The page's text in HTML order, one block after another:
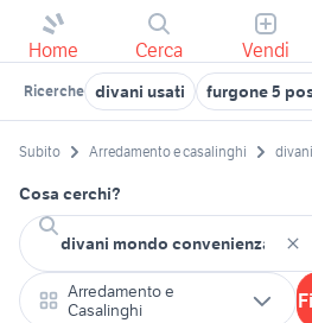
Home Cerca Vendi
Ricerche divani usati furgone 5
Subito Arredamento e casalinghi
Cosa cerchi?
Arredamento e
Casalinghi